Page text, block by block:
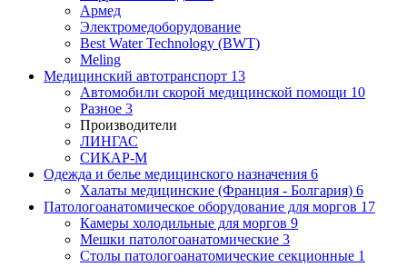
Армед
Электромедоборудование
Best Water Technology (BWT)
Meling
Медицинский автотранспорт 13
Автомобили скорой медицинской помощи 10
Разное 3
Производители
ЛИНГАС
СИКАР-М
Одежда и белье медицинского назначения 6
Халаты медицинские (Франция - Болгария) 6
Патологоанатомическое оборудование для моргов 17
Камеры холодильные для моргов 9
Мешки патологоанатомические 3
Столы патологоанатомические секционные 1